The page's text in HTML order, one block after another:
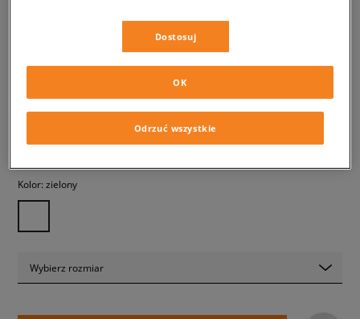
399,99 zł z VAT
✛ 400 PKT. WSIZEERCLUB
Kolor: zielony
Wybierz rozmiar
Dostosuj
Odrzuć wszystkie
OK